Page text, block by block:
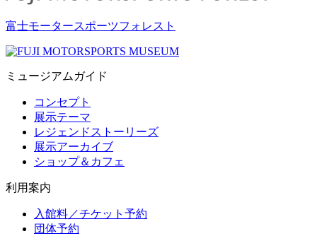
富士モータースポーツフォレスト
ミュージアムガイド
コンセプト
展示テーマ
レジェンドストーリーズ
展示アーカイブ
ショップ＆カフェ
利用案内
入館料／チケット予約
団体予約